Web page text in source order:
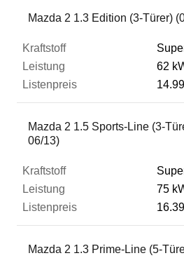
Mazda 2 1.3 Edition (3-Türer)
62
Mazda 2 1.5 Sports-Line (3-
06/13)
75
Mazda 2 1.3 Prime-Line (5-